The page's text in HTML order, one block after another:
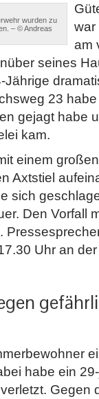
wurden zu
– © Andreas
war
am
seines
23
gejagt habe
kam.
einem
Axtstiel
sich
Den Vorfall
Uhr an
habe ein
Gegen